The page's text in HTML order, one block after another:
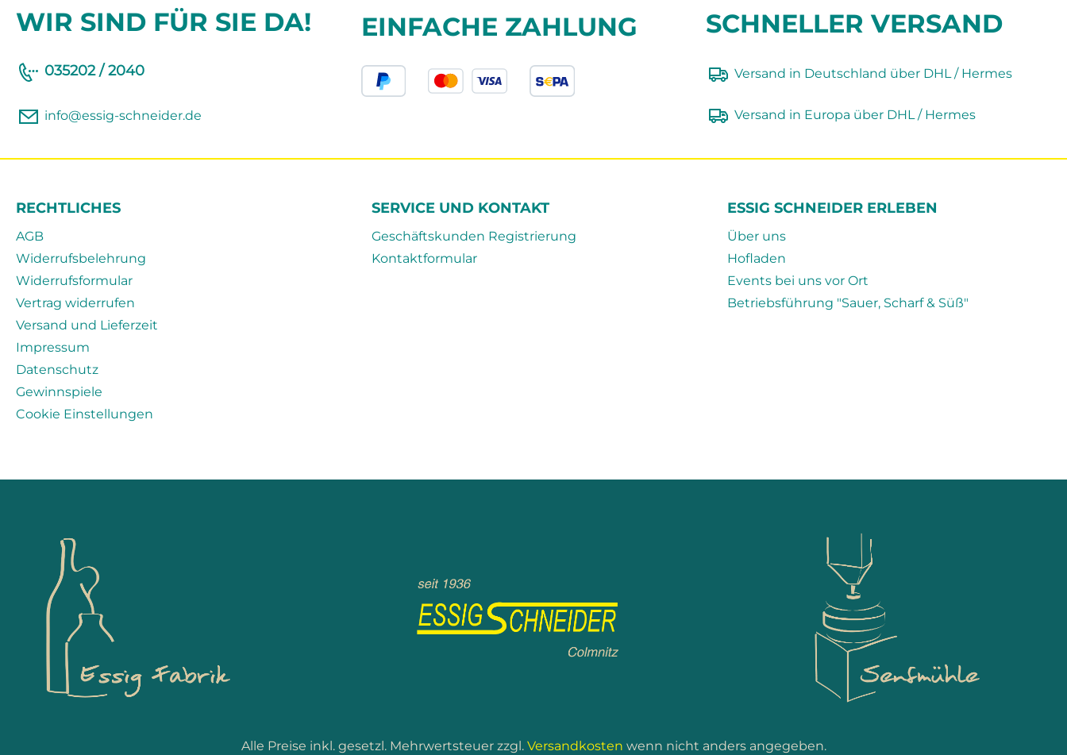
WIR SIND FÜR SIE DA!
035202 / 2040
info@essig-schneider.de
EINFACHE ZAHLUNG SCHNELLER VERSAND
Versand in Deutschland über DHL / Hermes
Versand in Europa über DHL / Hermes
RECHTLICHES
AGB
Widerrufsbelehrung
Widerrufsformular
Vertrag widerrufen
Versand und Lieferzeit
Impressum
Datenschutz
Gewinnspiele
Cookie Einstellungen
SERVICE UND KONTAKT
Geschäftskunden Registrierung
Kontaktformular
ESSIG SCHNEIDER ERLEBEN
Über uns
Hofladen
Events bei uns vor Ort
Betriebsführung "Sauer, Scharf & Süß"
Alle Preise inkl. gesetzl. Mehrwertsteuer zzgl. Versandkosten wenn nicht anders angegeben.